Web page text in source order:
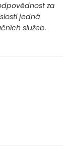
za
jedná
služeb.